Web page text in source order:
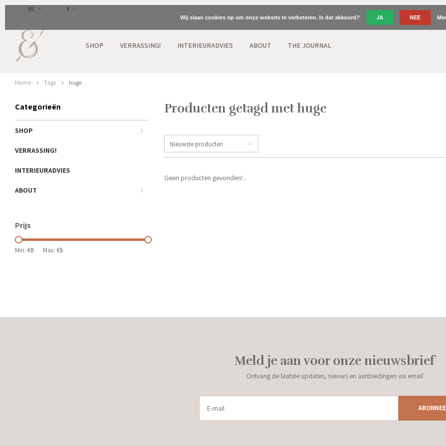
NL €
SHOP VERRASSING! INTERIEURADVIES ABOUT THE JOURNAL
Home Tags huge
Categorieën
SHOP
VERRASSING!
INTERIEURADVIES
ABOUT
Prijs
Min: €0 Max: €5
Producten getagd met huge
Nieuwste producten
Geen producten gevonden!...
Meld je aan voor onze nieuwsbrief
Ontvang de laatste updates, nieuws en aanbiedingen via email
Wij slaan cookies op om onze website te verbeteren. Is dat akkoord? JA NEE